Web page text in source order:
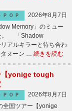
ＰＯＰ
2026年8月7日
Memory」のミュー
。 「Shadow
アルキラーと待ち合わ
タヌーン … 続きを読む
【yonige tough
ＰＯＰ
2026年8月7日
国ツアー【yonige